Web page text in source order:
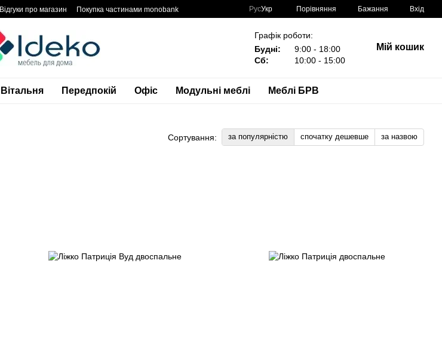
Відгуки про магазин
Покупка частинами monobank
РусУкр Порівняння Бажання Вхід
Графік роботи:
Будні:
9:00 - 18:00
Сб:
10:00 - 15:00
Мій кошик
Вітальня Передпокій Офіс Модульні меблі Меблі БРВ
Сортування: за популярністю спочатку дешевше за назвою